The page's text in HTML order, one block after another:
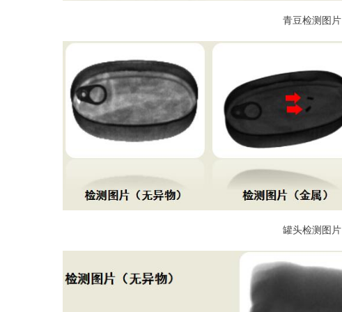
青豆检测图片
罐头检测图片